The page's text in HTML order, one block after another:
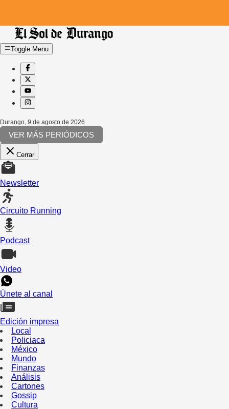
Toggle Menu
Durango 9 de agosto de 2026
VER MÁS PERIÓDICOS
Cerrar
Newsletter
Circuito Running
Podcast
Video
Únete al canal
Edición impresa
Local
Policiaca
México
Mundo
Finanzas
Análisis
Cartones
Gossip
Cultura